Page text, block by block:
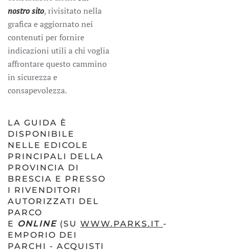
nostro sito, rivisitato nella
grafica e aggiornato nei
contenuti per fornire
indicazioni utili a chi voglia
affrontare questo cammino
in sicurezza e
consapevolezza.
LA GUIDA È
DISPONIBILE
NELLE EDICOLE
PRINCIPALI DELLA
PROVINCIA DI
BRESCIA E PRESSO
I RIVENDITORI
AUTORIZZATI DEL
PARCO
E ONLINE (SU WWW.PARKS.IT -
EMPORIO DEI
PARCHI - ACQUISTI